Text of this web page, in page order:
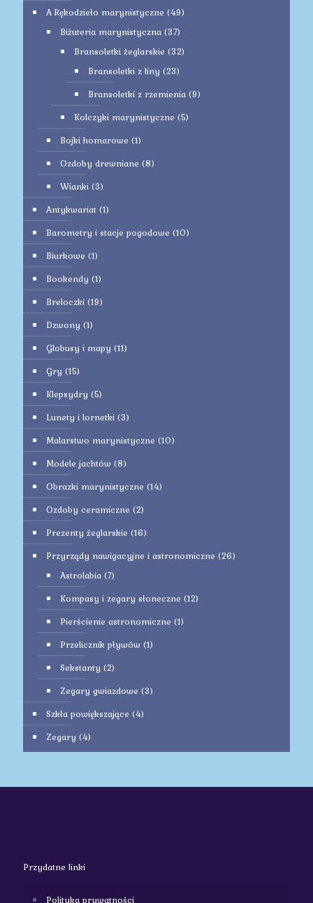
A Rękodzieło marynistyczne (49)
Biżuteria marynistyczna (37)
Bransoletki żeglarskie (32)
Bransoletki z liny (23)
Bransoletki z rzemienia (9)
Kolczyki marynistyczne (5)
Bojki homarowe (1)
Ozdoby drewniane (8)
Wianki (3)
Antykwariat (1)
Barometry i stacje pogodowe (10)
Biurkowe (1)
Bookendy (1)
Breloczki (19)
Dzwony (1)
Globusy i mapy (11)
Gry (15)
Klepsydry (5)
Lunety i lornetki (3)
Malarstwo marynistyczne (10)
Modele jachtów (8)
Obrazki marynistyczne (14)
Ozdoby ceramiczne (2)
Prezenty żeglarskie (16)
Przyrządy nawigacyjne i astronomiczne (26)
Astrolabia (7)
Kompasy i zegary słoneczne (12)
Pierścienie astronomiczne (1)
Przelicznik pływów (1)
Sekstanty (2)
Zegary gwiazdowe (3)
Szkła powiększające (4)
Zegary (4)
Przydatne linki
Polityka prywatności